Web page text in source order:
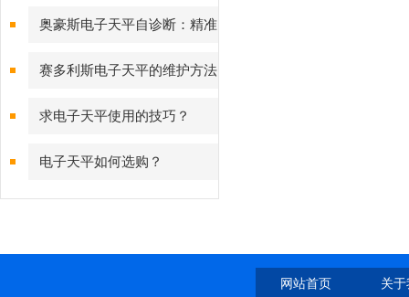
设定与期间核查方法
奥豪斯电子天平自诊断：精准
测量背后的故障预警守护
赛多利斯电子天平的维护方法
有哪些？
求电子天平使用的技巧？
电子天平如何选购？
网站首页 关